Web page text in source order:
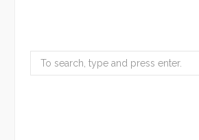
Search
for: